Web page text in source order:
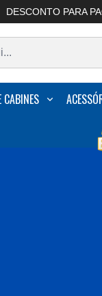
DESCONTO PARA
CABINES